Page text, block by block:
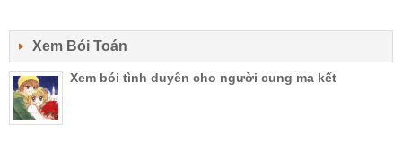
Xem Bói Toán
Xem bói tình duyên cho người cung ma kết